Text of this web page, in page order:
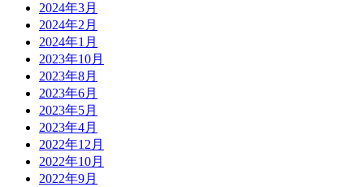
2024年3月
2024年2月
2024年1月
2023年10月
2023年8月
2023年6月
2023年5月
2023年4月
2022年12月
2022年10月
2022年9月